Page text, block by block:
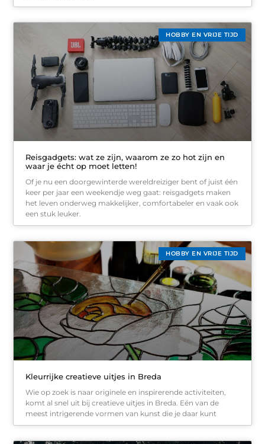
HOBBY EN VRIJE TIJD
Reisgadgets: wat ze zijn, waarom ze zo hot zijn en
waar je écht op moet letten!
Of je nu een doorgewinterde wereldreiziger bent of juist één
keer per jaar een weekendje weg gaat: reisgadgets maken
het leven onderweg makkelijker, comfortabeler en vaak ook
een stuk leuker.
HOBBY EN VRIJE TIJD
Kleurrijke creatieve uitjes in Breda
Wie op zoek is naar originele en inspirerende activiteiten,
komt al snel uit bij creatieve uitjes in Breda. Eén van de
meest intrigerende vormen van kunst die je daar kunt